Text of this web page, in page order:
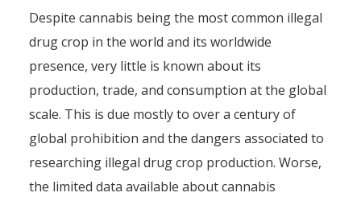
Despite cannabis being the most common illegal
drug crop in the world and its worldwide
presence, very little is known about its
production, trade, and consumption at the global
scale. This is due mostly to over a century of
global prohibition and the dangers associated to
researching illegal drug crop production. Worse,
the limited data available about cannabis